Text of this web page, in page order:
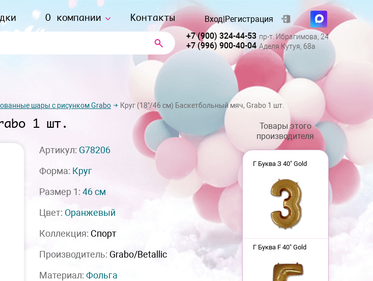
О компании Контакты Вход|Регистрация
+7 (900) 324-44-53 пр-т. Ибрагимова, 24
+7 (996) 900-40-04 Аделя Кутуя, 68а
шары с рисунком Grabo Круг (18"/46 см) Баскетбольный мяч, Grabo 1 шт.
1 шт.
Артикул: G78206
Форма: Круг
Размер 1: 46 см
Цвет: Оранжевый
Коллекция: Спорт
Производитель: Grabo/Betallic
Материал: Фольга
Товары этого
производителя
Г Буква З 40" Gold
Г Буква F 40" Gold